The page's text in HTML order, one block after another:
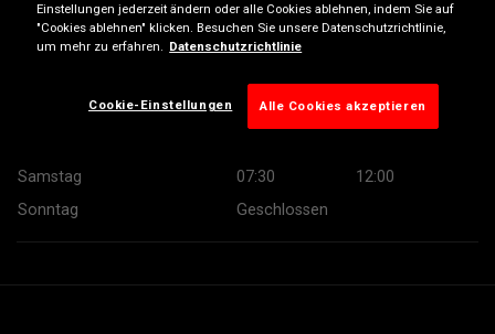
Montag 07:30
18:00
Dienstag
07:30
Donnerstag
07:30
18:00
Samstag
07:30
12:00
Sonntag
Geschlossen
Einstellungen jederzeit ändern oder alle Cookies ablehnen, indem Sie auf
"Cookies ablehnen" klicken. Besuchen Sie unsere Datenschutzrichtlinie,
um mehr zu erfahren. Datenschutzrichtlinie
Cookie-Einstellungen Alle Cookies akzeptieren